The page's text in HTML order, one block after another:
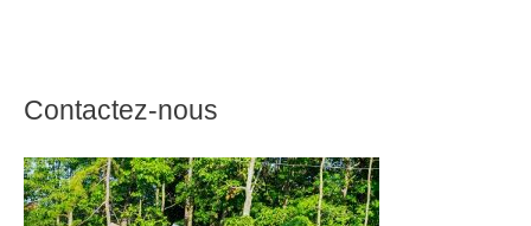
Contactez-nous